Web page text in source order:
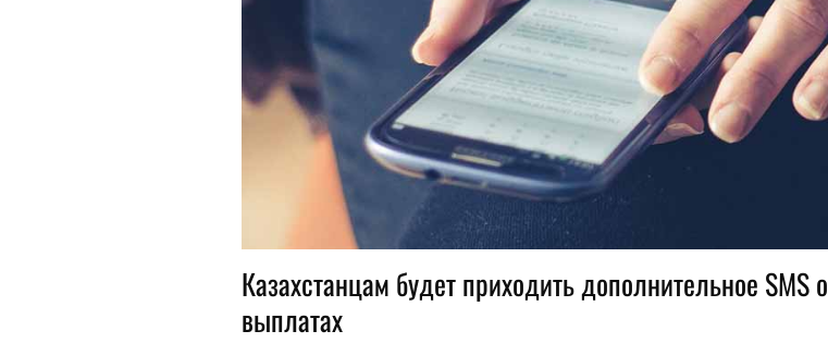
Казахстанцам будет приходить дополнительное SMS о
выплатах